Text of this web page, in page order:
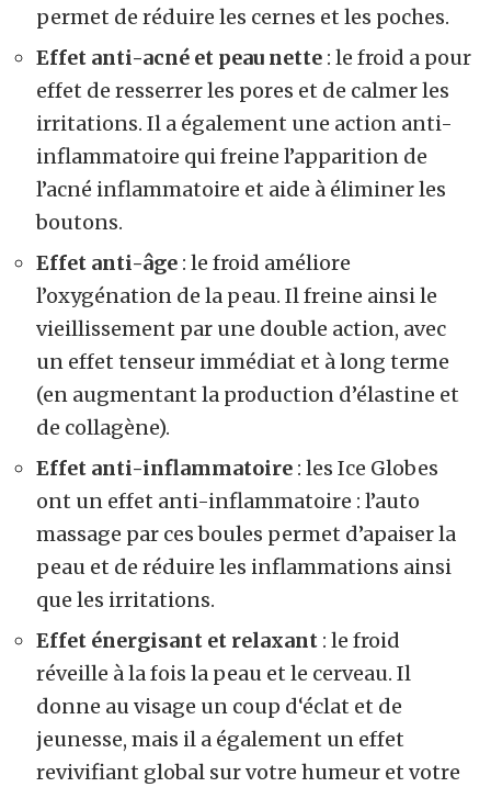
permet de réduire les cernes et les poches.
Effet anti-acné et peau nette : le froid a pour
effet de resserrer les pores et de calmer les
irritations. Il a également une action anti-
inflammatoire qui freine l’apparition de
l’acné inflammatoire et aide à éliminer les
boutons.
Effet anti-âge : le froid améliore
l’oxygénation de la peau. Il freine ainsi le
vieillissement par une double action, avec
un effet tenseur immédiat et à long terme
(en augmentant la production d’élastine et
de collagène).
Effet anti-inflammatoire : les Ice Globes
ont un effet anti-inflammatoire : l’auto
massage par ces boules permet d’apaiser la
peau et de réduire les inflammations ainsi
que les irritations.
Effet énergisant et relaxant : le froid
réveille à la fois la peau et le cerveau. Il
donne au visage un coup d‘éclat et de
jeunesse, mais il a également un effet
revivifiant global sur votre humeur et votre